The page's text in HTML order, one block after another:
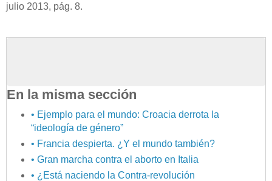
julio 2013, pág. 8.
En la misma sección
• Ejemplo para el mundo: Croacia derrota la
“ideología de género”
• Francia despierta. ¿Y el mundo también?
• Gran marcha contra el aborto en Italia
• ¿Está naciendo la Contra-revolución